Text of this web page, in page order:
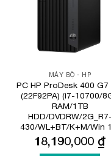
MÁY BỘ - HP
PC HP ProDesk 400 G7
(22F92PA) (i7-10700/
RAM/1TB
HDD/DVDRW/2G_R7-
430/WL+BT/K+M/Win
18,190,000 ₫